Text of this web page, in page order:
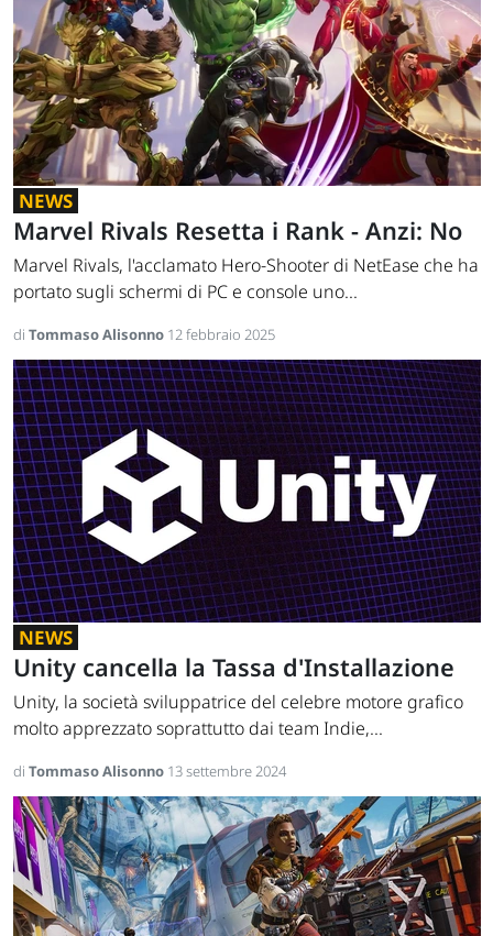
NEWS
Marvel Rivals Resetta i Rank - Anzi: No
Marvel Rivals, l'acclamato Hero-Shooter di NetEase che ha
portato sugli schermi di PC e console uno...
di Tommaso Alisonno 12 febbraio 2025
NEWS
Unity cancella la Tassa d'Installazione
Unity, la società sviluppatrice del celebre motore grafico
molto apprezzato soprattutto dai team Indie,...
di Tommaso Alisonno 13 settembre 2024